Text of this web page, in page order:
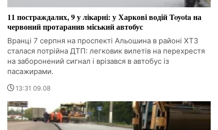
11 постраждалих, 9 у лікарні: у Харкові водій Toyota на
червоний протаранив міський автобус
Вранці 7 серпня на проспекті Альошина в районі ХТЗ
сталася потрійна ДТП: легковик вилетів на перехрестя
на заборонений сигнал і врізався в автобус із
пасажирами.
13:31 09.08